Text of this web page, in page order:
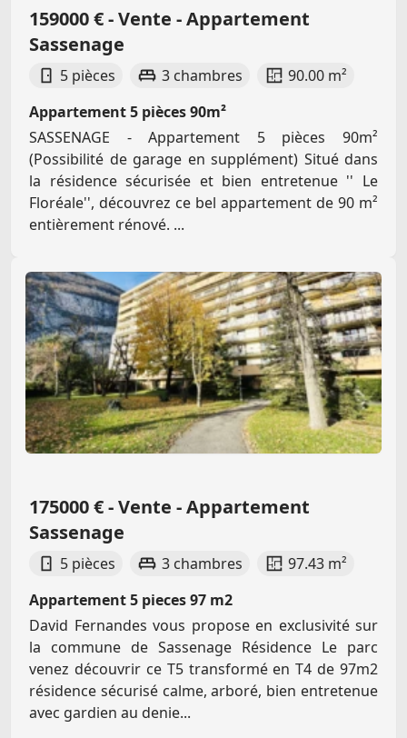
159000 € - Vente - Appartement
Sassenage
5 pièces 3 chambres
90.00 m²
Appartement 5 pièces 90m²
SASSENAGE - Appartement 5 pièces 90m²
(Possibilité de garage en supplément) Situé dans
la résidence sécurisée et bien entretenue '' Le
Floréale'', découvrez ce bel appartement de 90 m²
entièrement rénové. ...
175000 € - Vente - Appartement
Sassenage
5 pièces 3 chambres
97.43 m²
Appartement 5 pieces 97 m2
David Fernandes vous propose en exclusivité sur
la commune de Sassenage Résidence Le parc
venez découvrir ce T5 transformé en T4 de 97m2
résidence sécurisé calme, arboré, bien entretenue
avec gardien au denie...